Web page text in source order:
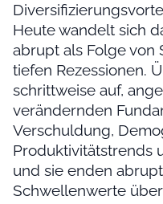
Heute wandelt sich
abrupt als Folge von
tiefen Rezessionen.
schrittweise auf,
verändernden
Verschuldung,
Produktivitätstrends
und sie enden
Schwellenwerte